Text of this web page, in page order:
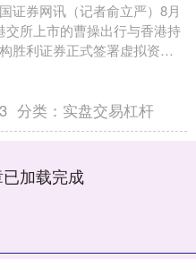
证券网讯（记者俞立严）8月
交所上市的曹操出行与香港持
胜利证券正式签署虚拟资产
忘录。 曹操出行有关人士介
作在出行....
分类： 实盘交易杠杆
加载完成